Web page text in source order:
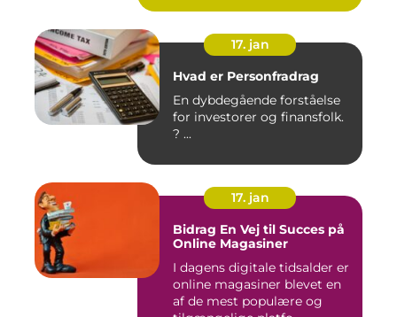
17. jan
Hvad er Personfradrag
En dybdegående forståelse
for investorer og finansfolk.
? ...
17. jan
Bidrag En Vej til Succes på
Online Magasiner
I dagens digitale tidsalder er
online magasiner blevet en
af de mest populære og